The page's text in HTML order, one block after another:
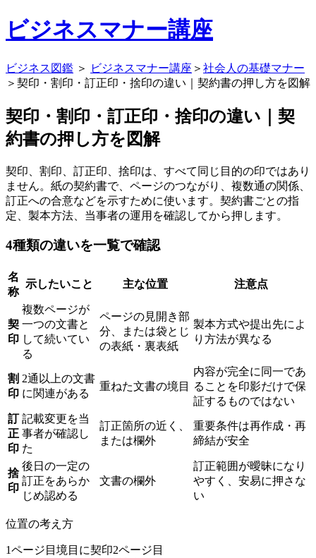
ビジネスマナー講座
ビジネス図鑑 ＞ ビジネスマナー講座 ＞ 社会人の基礎マナー
＞契印・割印・訂正印・捨印の違い｜契約書の押し方を図解
契印・割印・訂正印・捨印の違い｜契
約書の押し方を図解
契印、割印、訂正印、捨印は、すべて同じ目的の印ではあり
ません。紙の契約書で、ページのつながり、複数通の関係、
訂正への合意などを示すために使います。契約書ごとの指
定、製本方法、当事者の運用を確認してから押します。
4種類の違いを一覧で確認
名
称
示したいこと 主な位置 注意点
契
印
複数ページが
一つの文書と
して続いてい
る
ページの見開き部
分、または袋とじ
の表紙・裏表紙
製本方式や提出先によ
り方法が異なる
割
印
2通以上の文書
に関連がある
重ねた文書の境目
内容が完全に同一であ
ることを印影だけで保
証するものではない
訂
正
印
記載変更を当
事者が確認し
た
訂正箇所の近く、
または欄外
重要条件は再作成・再
締結が安全
捨
印
後日の一定の
訂正をあらか
じめ認める
文書の欄外
訂正範囲が曖昧になり
やすく、安易に押さな
い
位置の考え方
1ページ目 境目に契印2ページ目